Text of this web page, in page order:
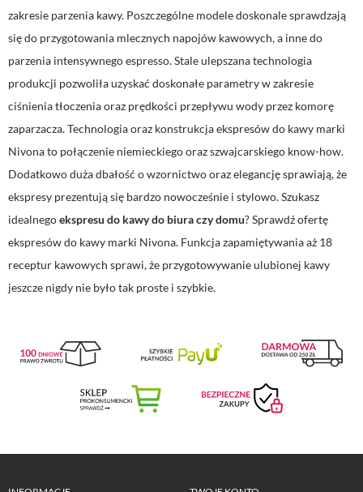
zakresie parzenia kawy. Poszczególne modele doskonale sprawdzają
się do przygotowania mlecznych napojów kawowych, a inne do
parzenia intensywnego espresso. Stale ulepszana technologia
produkcji pozwoliła uzyskać doskonałe parametry w zakresie
ciśnienia tłoczenia oraz prędkości przepływu wody przez komorę
zaparzacza. Technologia oraz konstrukcja ekspresów do kawy marki
Nivona to połączenie niemieckiego oraz szwajcarskiego know-how.
Dodatkowo duża dbałość o wzornictwo oraz elegancję sprawiają, że
ekspresy prezentują się bardzo nowocześnie i stylowo. Szukasz
idealnegoekspresu do kawy do biura czy domu? Sprawdź ofertę
ekspresów do kawy marki Nivona. Funkcja zapamiętywania aż 18
receptur kawowych sprawi, że przygotowywanie ulubionej kawy
jeszcze nigdy nie było tak proste i szybkie.